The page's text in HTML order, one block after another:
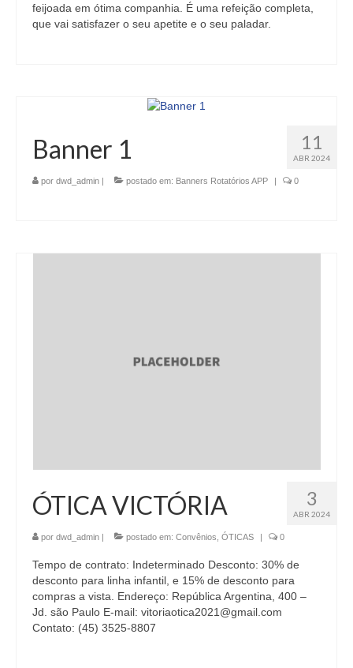
feijoada em ótima companhia. É uma refeição completa,
que vai satisfazer o seu apetite e o seu paladar.
11
ABR 2024
Banner 1
por dwd_admin | postado em: Banners Rotatórios APP | 0
3
ABR 2024
ÓTICA VICTÓRIA
por dwd_admin | postado em: Convênios ÓTICAS | 0
Tempo de contrato: Indeterminado Desconto: 30% de
desconto para linha infantil, e 15% de desconto para
compras a vista. Endereço: República Argentina, 400 –
Jd. são Paulo E-mail: vitoriaotica2021@gmail.com
Contato: (45) 3525-8807